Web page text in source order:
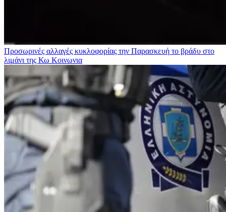
Προσωρινές αλλαγές κυκλοφορίας την Παρασκευή το βράδυ στο
λιμάνι της Κω Κοινωνια